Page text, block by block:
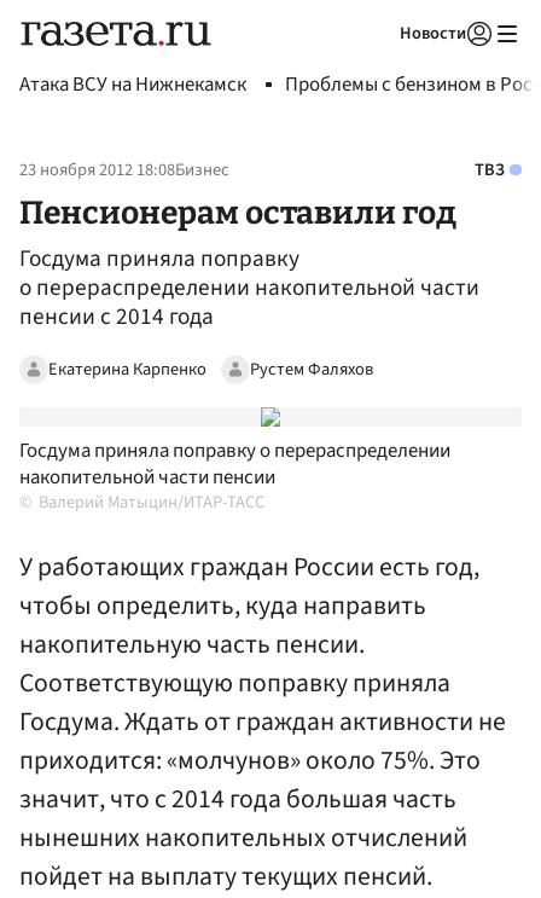
Новости
Атака ВСУ на Нижнекамск Проблемы с бензином в
23 ноября 2012 18:08Бизнес ТВЗ
Пенсионерам оставили год
Госдума приняла поправку
о перераспределении накопительной части
пенсии с 2014 года
Екатерина Карпенко Рустем Фаляхов
Госдума приняла поправку о перераспределении
накопительной части пенсии
Валерий Матыцин/ИТАР-ТАСС
У работающих граждан России есть год,
чтобы определить, куда направить
накопительную часть пенсии.
Соответствующую поправку приняла
Госдума. Ждать от граждан активности не
приходится: «молчунов» около 75%. Это
значит, что с 2014 года большая часть
нынешних накопительных отчислений
пойдет на выплату текущих пенсий.